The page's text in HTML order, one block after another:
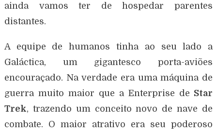
ainda vamos ter de hospedar parentes
distantes.
A equipe de humanos tinha ao seu lado a
Galáctica, um gigantesco porta-aviões
encouraçado. Na verdade era uma máquina de
guerra muito maior que a Enterprise de Star
Trek, trazendo um conceito novo de nave de
combate. O maior atrativo era seu poderoso